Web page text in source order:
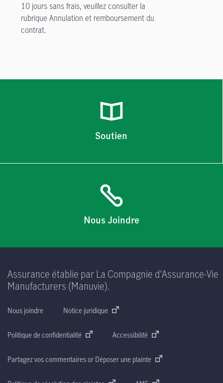
10 jours sans frais, veuillez consulter la
rubrique Annulation et remboursement du
contrat.
Soutien
Nous Joindre
Assurance établie par La Compagnie d'Assurance-Vie
Manufacturers (Manuvie).
Nous joindre Notice juridique
Politique de confidentialité Accessibilité
Partagez vos commentaires or Déposer une plainte